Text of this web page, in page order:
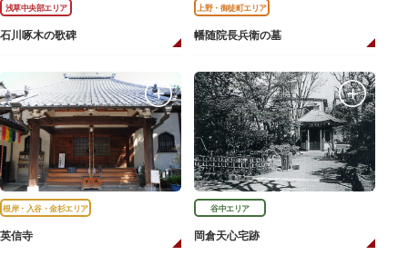
浅草中央部エリア
石川啄木の歌碑
上野・御徒町エリア
幡随院長兵衛の墓
根岸・入谷・金杉エリア
英信寺
谷中エリア
岡倉天心宅跡